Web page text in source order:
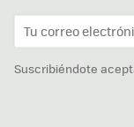
Suscribiéndote